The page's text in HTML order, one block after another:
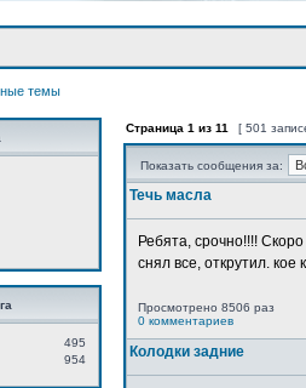
темы
495
954
Страница 1 из 11 [ 501
Показать сообщения за:
Течь масла
Ребята, срочно!!!!
снял все, открутил. кое
Просмотрено 8506 раз
0 комментариев
Колодки задние